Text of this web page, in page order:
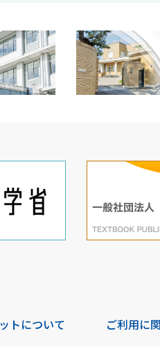
トについて ご利用に